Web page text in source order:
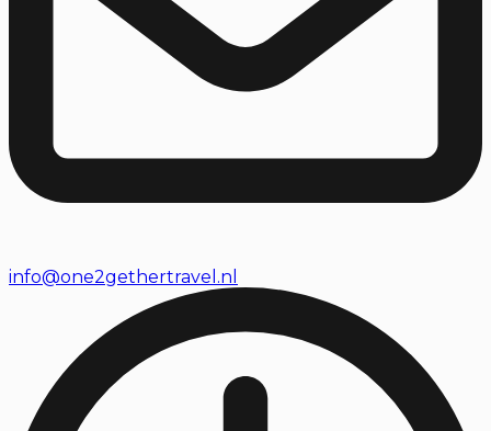
info@one2gethertravel.nl